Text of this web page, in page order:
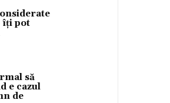
îți pot
să
e cazul
de